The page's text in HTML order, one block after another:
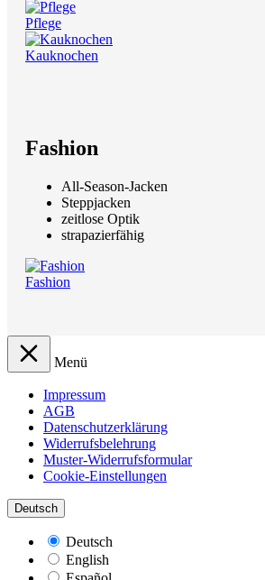
Pflege
Kauknochen
Fashion
All-Season-Jacken
Steppjacken
zeitlose Optik
strapazierfähig
Fashion
Menü
Impressum
AGB
Datenschutzerklärung
Widerrufsbelehrung
Muster-Widerrufsformular
Cookie-Einstellungen
Deutsch
Deutsch
English